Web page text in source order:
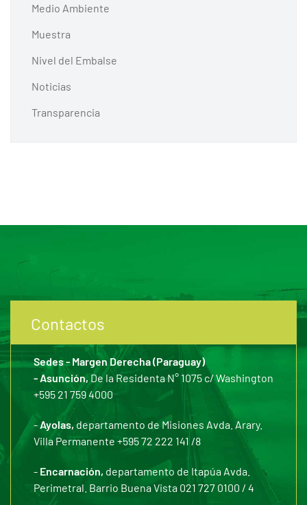
Medio Ambiente
Muestra
Nivel del Embalse
Noticias
Transparencia
Contactos
Sedes - Margen Derecha (Paraguay)
- Asunción,De la Residenta N° 1075 c/ Washington
+595 21 759 4000
- Ayolas, departamento de Misiones Avda. Arary.
Villa Permanente +595 72 222 141 /8
- Encarnación, departamento de Itapúa Avda.
Perimetral. Barrio Buena Vista 021 727 0100 / 4